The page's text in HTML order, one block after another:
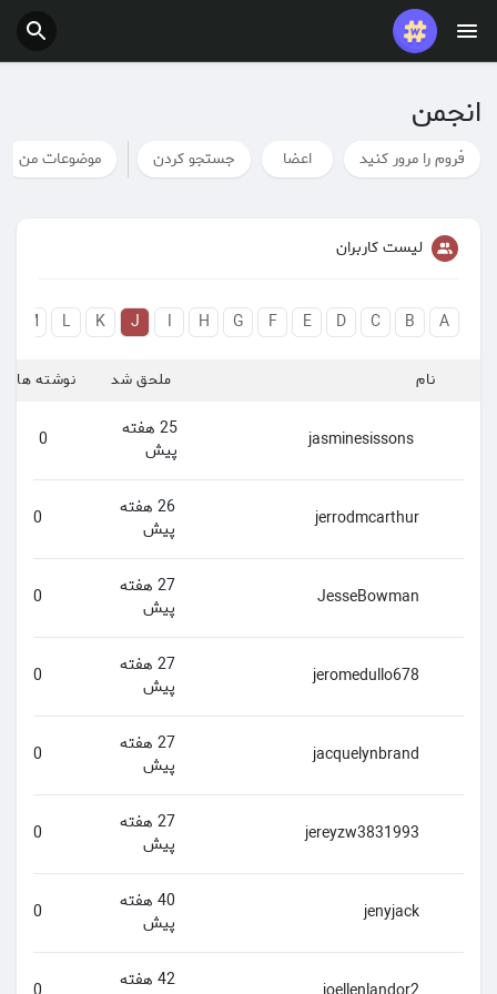
انجمن
فروم را مرور کنید اعضا جستجو کردن موضوعات من
لیست کاربران
A
B
C
D
E
F
G
H
I
J
K
L
M
نام ملحق شد نوشته ها
jasminesissons
25 هفته
پیش
0
jerrodmcarthur
26 هفته
پیش
0
JesseBowman
27 هفته
پیش
0
jeromedullo678
27 هفته
پیش
0
jacquelynbrand
27 هفته
پیش
0
jereyzw3831993
27 هفته
پیش
0
jenyjack
40 هفته
پیش
0
42 هفته